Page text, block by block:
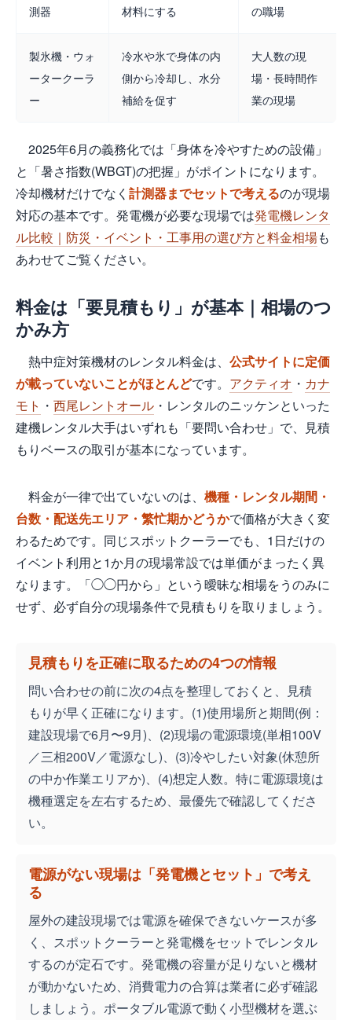
測器 材料にする の職場
製氷機・ウォ
ータークーラ
ー
冷水や氷で身体の内
側から冷却し、水分
補給を促す
大人数の現
場・長時間作
業の現場
2025年6月の義務化では「身体を冷やすための設備」
と「暑さ指数(WBGT)の把握」がポイントになります。
冷却機材だけでなく 計測器までセットで考えるのが現場
対応の基本です。発電機が必要な現場では発電機レンタ
ル比較｜防災・イベント・工事用の選び方と料金相場も
あわせてご覧ください。
料金は「要見積もり」が基本｜相場のつ
かみ方
熱中症対策機材のレンタル料金は、 公式サイトに定価
が載っていないことがほとんどです。 アクティオ ・ カナ
モト ・ 西尾レントオール ・レンタルのニッケンといった
建機レンタル大手はいずれも「要問い合わせ」で、見積
もりベースの取引が基本になっています。
料金が一律で出ていないのは、 機種・レンタル期間・
台数・配送先エリア・繁忙期かどうかで価格が大きく変
わるためです。同じスポットクーラーでも、1日だけの
イベント利用と1か月の現場常設では単価がまったく異
なります。「◯◯円から」という曖昧な相場をうのみに
せず、必ず自分の現場条件で見積もりを取りましょう。
見積もりを正確に取るための4つの情報
問い合わせの前に次の4点を整理しておくと、見積
もりが早く正確になります。(1)使用場所と期間(例：
建設現場で6月〜9月)、(2)現場の電源環境(単相100V
／三相200V／電源なし)、(3)冷やしたい対象(休憩所
の中か作業エリアか)、(4)想定人数。特に電源環境は
機種選定を左右するため、最優先で確認してくださ
い。
電源がない現場は「発電機とセット」で考え
る
屋外の建設現場では電源を確保できないケースが多
く、スポットクーラーと発電機をセットでレンタル
するのが定石です。発電機の容量が足りないと機材
が動かないため、消費電力の合算は業者に必ず確認
しましょう。ポータブル電源で動く小型機材を選ぶ